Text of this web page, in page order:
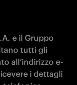
e il Gruppo
tutti gli
all’indirizzo e-
i dettagli